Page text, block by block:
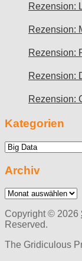
Rezension:
Rezension:
Rezension:
Rezension:
Rezension:
Kategorien
Kategorien
Archiv
Archiv
Copyright © 2026
Reserved.
The Gridiculous